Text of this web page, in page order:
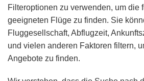
Filteroptionen zu verwenden, um die
geeigneten Flüge zu finden. Sie
Fluggesellschaft, Abflugzeit,
und vielen anderen Faktoren filtern,
Angebote zu finden.